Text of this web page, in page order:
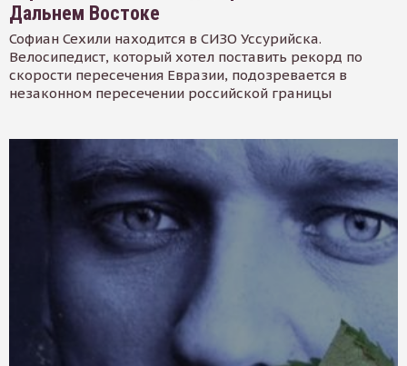
Дальнем Востоке
Софиан Сехили находится в СИЗО Уссурийска.
Велосипедист, который хотел поставить рекорд по
скорости пересечения Евразии, подозревается в
незаконном пересечении российской границы